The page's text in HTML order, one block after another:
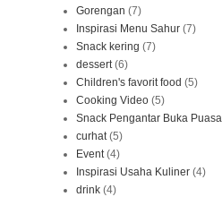
Gorengan (7)
Inspirasi Menu Sahur (7)
Snack kering (7)
dessert (6)
Children's favorit food (5)
Cooking Video (5)
Snack Pengantar Buka Puasa
curhat (5)
Event (4)
Inspirasi Usaha Kuliner (4)
drink (4)